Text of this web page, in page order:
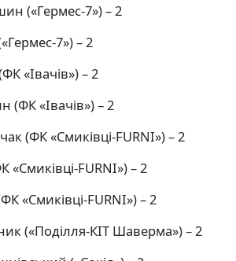
(«Гермес-7») – 2
7») – 2
«Івачів») – 2
«Івачів») – 2
(ФК «Смиківці-FURNI») – 2
«Смиківці-FURNI») – 2
«Смиківці-FURNI») – 2
(«Поділля-КІТ Шаверма») – 2